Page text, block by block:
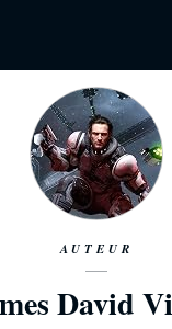
AUTEUR
David